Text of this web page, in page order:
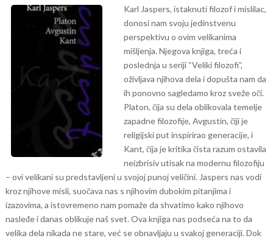
Karl Jaspers, istaknuti filozof i mislilac,
donosi nam svoju jedinstvenu
perspektivu o ovim velikanima
mišljenja. Njegova knjiga, treća i
poslednja u seriji “Veliki filozofi”,
oživljava njihova dela i dopušta nam da
ih ponovno sagledamo kroz sveže oči.
Platon, čija su dela oblikovala temelje
zapadne filozofije, Avgustin, čiji je
religijski put inspirirao generacije, i
Kant, čija je kritika čista razum ostavila
neizbrisiv utisak na modernu filozofiju
– ovi velikani su predstavljeni u svojoj punoj veličini. Jaspers nas vodi
kroz njihove misli, suočava nas s njihovim dubokim pitanjima i
izazovima, a istovremeno nam pomaže da shvatimo kako njihovo
nasleđe i danas oblikuje naš svet. Ova knjiga nas podseća na to da
velika dela nikada ne stare, već se obnavljaju u svakoj generaciji. Dok